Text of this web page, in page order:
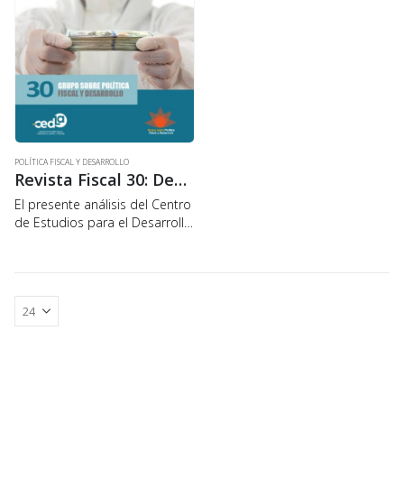
POLÍTICA FISCAL Y DESARROLLO
Revista Fiscal 30: Deuda Externa Pública: Crisis del COVID-19 y financiamiento público
El presente análisis del Centro
de Estudios para el Desarrollo
el debate: i) plantea la
suspensión del servicio de
deuda externa pública…